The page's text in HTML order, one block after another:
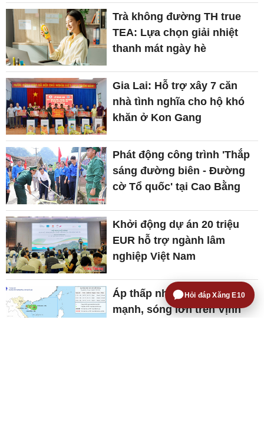
Trà không đường TH true
TEA: Lựa chọn giải nhiệt
thanh mát ngày hè
Gia Lai: Hỗ trợ xây 7 căn
nhà tình nghĩa cho hộ khó
khăn ở Kon Gang
Phát động công trình 'Thắp
sáng đường biên - Đường
cờ Tổ quốc' tại Cao Bằng
Khởi động dự án 20 triệu
EUR hỗ trợ ngành lâm
nghiệp Việt Nam
Áp thấp nhiệt đới gây gió
mạnh, sóng lớn trên Vịnh
Hỏi đáp Xăng E10